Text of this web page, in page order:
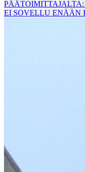
EI SOVELLU ENÄÄN